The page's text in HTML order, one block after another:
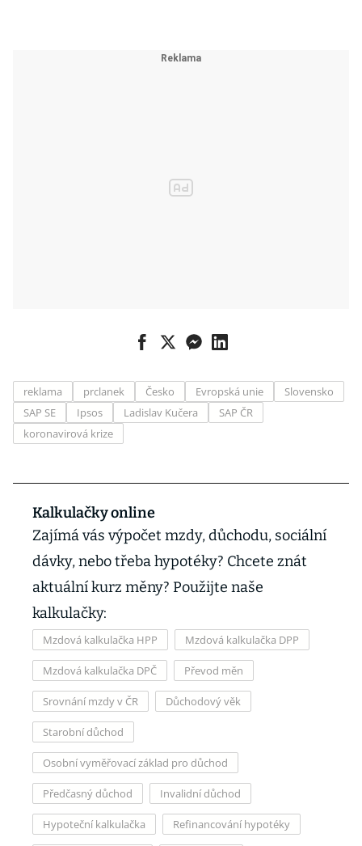
reklama prclanek Česko Evropská unie
Slovensko
SAP SE
Ipsos Ladislav Kučera
SAP ČR
koronavirová krize
Kalkulačky online
Zajímá vás výpočet mzdy, důchodu, sociální
dávky, nebo třeba hypotéky? Chcete znát
aktuální kurz měny? Použijte naše
kalkulačky:
Mzdová kalkulačka HPP Mzdová kalkulačka DPP
Mzdová kalkulačka DPČ Převod měn
Srovnání mzdy v ČR Důchodový věk
Starobní důchod
Osobní vyměřovací základ pro důchod
Předčasný důchod Invalidní důchod
Hypoteční kalkulačka Refinancování hypotéky